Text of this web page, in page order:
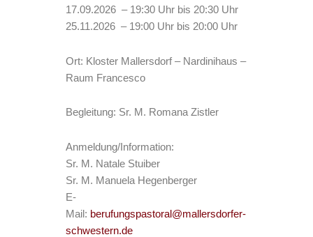
17.09.2026 – 19:30 Uhr bis 20:30 Uhr
25.11.2026 – 19:00 Uhr bis 20:00 Uhr
Ort: Kloster Mallersdorf – Nardinihaus –
Raum Francesco
Begleitung: Sr. M. Romana Zistler
Anmeldung/Information:
Sr. M. Natale Stuiber
Sr. M. Manuela Hegenberger
E-
Mail: berufungspastoral@mallersdorfer-
schwestern.de